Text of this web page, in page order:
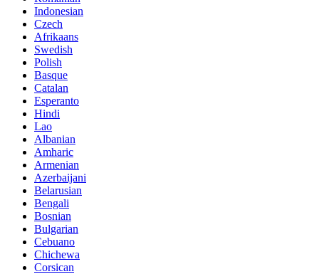
Indonesian
Czech
Afrikaans
Swedish
Polish
Basque
Catalan
Esperanto
Hindi
Lao
Albanian
Amharic
Armenian
Azerbaijani
Belarusian
Bengali
Bosnian
Bulgarian
Cebuano
Chichewa
Corsican